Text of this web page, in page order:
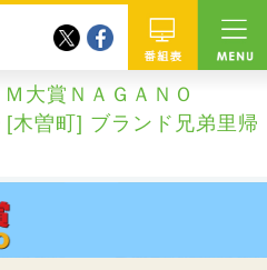
twitterfacebook
大賞ＮＡＧＡＮＯ
[木曽町] ブランド兄弟里帰